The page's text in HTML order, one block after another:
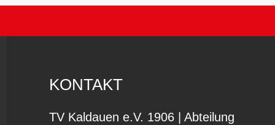
KONTAKT
TV Kaldauen e.V. 1906 | Abteilung